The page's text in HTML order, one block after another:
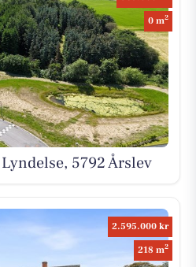
0 m2
5792 Årslev
2.595.000 kr
218 m2